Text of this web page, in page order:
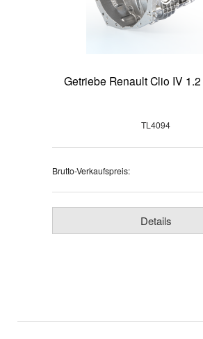
Getriebe Renault Clio IV
TL4094
Brutto-Verkaufspreis:
Details